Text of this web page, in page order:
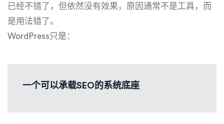
已经不错了，但依然没有效果，原因通常不是工具，而
是用法错了。
WordPress只是：
一个可以承载SEO的系统底座